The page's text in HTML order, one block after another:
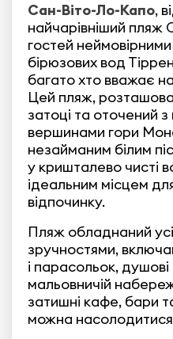
Сан-Віто-Ло-Капо,
найчарівніший пляж
гостей
бірюзових вод
багато хто вважає
Цей пляж,
затоці та оточений з
вершинами гори
незайманим білим
у кришталево чисті
ідеальним місцем
відпочинку.
Пляж обладнаний
зручностями,
і парасольок,
мальовничій
затишні кафе, бари
можна